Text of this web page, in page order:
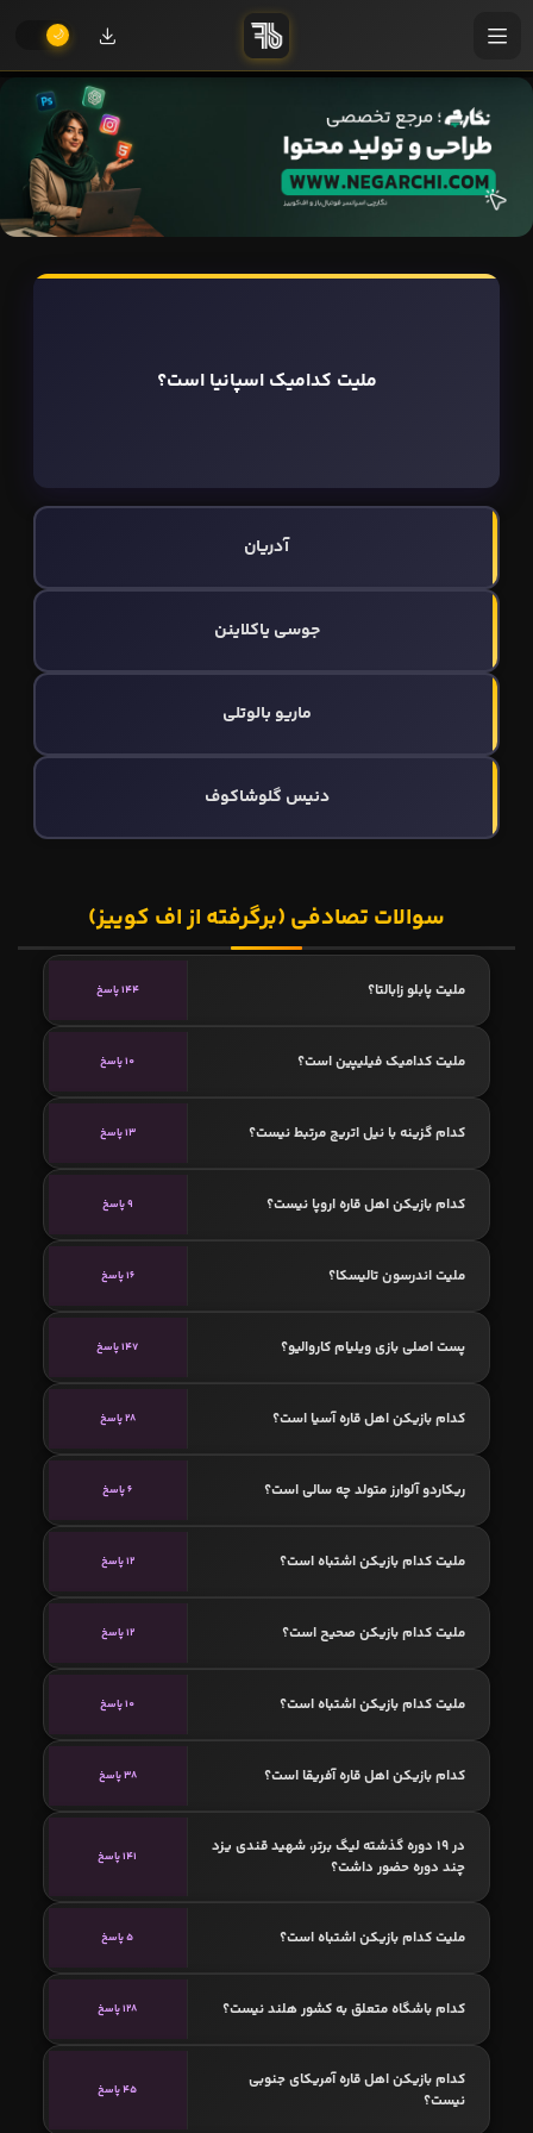
ملیت کدامیک اسپانیا است؟
آدریان
جوسی یاکلاینن
ماریو بالوتلی
دنیس گلوشاکوف
سوالات تصادفی (برگرفته از اف کوییز)
ملیت پابلو زابالتا؟ 144 پاسخ
ملیت کدامیک فیلیپین است؟ 10 پاسخ
کدام گزینه با نیل اتریج مرتبط نیست؟ 13 پاسخ
کدام بازیکن اهل قاره اروپا نیست؟ 9 پاسخ
ملیت اندرسون تالیسکا؟ 16 پاسخ
پست اصلی بازی ویلیام کاروالیو؟ 147 پاسخ
کدام بازیکن اهل قاره آسیا است؟ 28 پاسخ
ریکاردو آلوارز متولد چه سالی است؟ 6 پاسخ
ملیت کدام بازیکن اشتباه است؟ 12 پاسخ
ملیت کدام بازیکن صحیح است؟ 12 پاسخ
ملیت کدام بازیکن اشتباه است؟ 10 پاسخ
کدام بازیکن اهل قاره آفریقا است؟ 38 پاسخ
در 19 دوره گذشته لیگ برتر، شهید قندی یزد
چند دوره حضور داشت؟
141 پاسخ
ملیت کدام بازیکن اشتباه است؟ 5 پاسخ
کدام باشگاه متعلق به کشور هلند نیست؟ 128 پاسخ
کدام بازیکن اهل قاره آمریکای جنوبی
نیست؟
45 پاسخ